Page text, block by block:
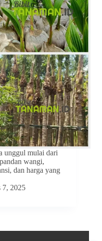
unggul mulai dari
wangi,
dan harga yang
7, 2025